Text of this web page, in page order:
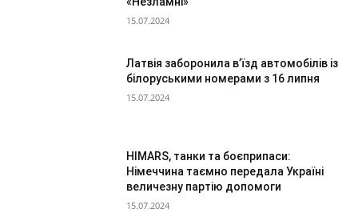
15.07.2024
Латвія заборонила в’їзд автомобілів із
білоруськими номерами з 16 липня
15.07.2024
HIMARS, танки та боєприпаси:
Німеччина таємно передала Україні
величезну партію допомоги
15.07.2024